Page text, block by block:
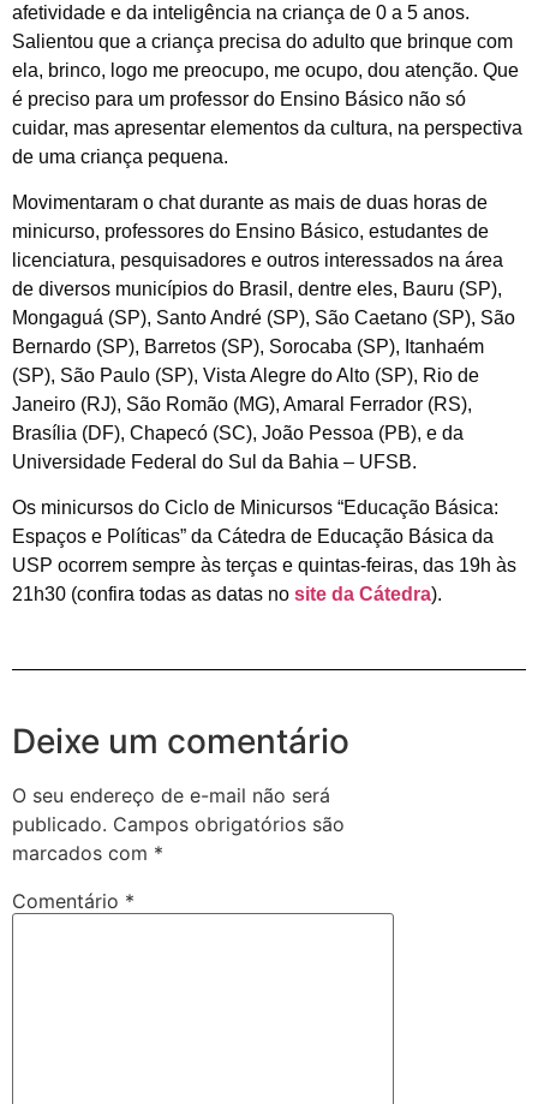
afetividade e da inteligência na criança de 0 a 5 anos.
Salientou que a criança precisa do adulto que brinque com
ela, brinco, logo me preocupo, me ocupo, dou atenção. Que
é preciso para um professor do Ensino Básico não só
cuidar, mas apresentar elementos da cultura, na perspectiva
de uma criança pequena.
Movimentaram o chat durante as mais de duas horas de
minicurso, professores do Ensino Básico, estudantes de
licenciatura, pesquisadores e outros interessados na área
de diversos municípios do Brasil, dentre eles, Bauru (SP),
Mongaguá (SP), Santo André (SP), São Caetano (SP), São
Bernardo (SP), Barretos (SP), Sorocaba (SP), Itanhaém
(SP), São Paulo (SP), Vista Alegre do Alto (SP), Rio de
Janeiro (RJ), São Romão (MG), Amaral Ferrador (RS),
Brasília (DF), Chapecó (SC), João Pessoa (PB), e da
Universidade Federal do Sul da Bahia – UFSB.
Os minicursos do Ciclo de Minicursos “Educação Básica:
Espaços e Políticas” da Cátedra de Educação Básica da
USP ocorrem sempre às terças e quintas-feiras, das 19h às
21h30 (confira todas as datas no site da Cátedra).
Deixe um comentário
O seu endereço de e-mail não será
publicado. Campos obrigatórios são
marcados com *
Comentário *